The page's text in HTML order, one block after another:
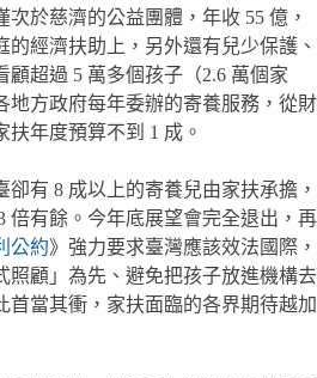
於慈濟的公益團體，年收 55 億，
經濟扶助上，另外還有兒少保護、
超過 5 萬多個孩子（2.6 萬個家
地方政府每年委辦的寄養服務，從財
年度預算不到 1 成。
有 8 成以上的寄養兒由家扶承擔，
倍有餘。今年底展望會完全退出，再
公約》強力要求臺灣應該效法國際，
照顧」為先、避免把孩子放進機構去
首當其衝，家扶面臨的各界期待越加